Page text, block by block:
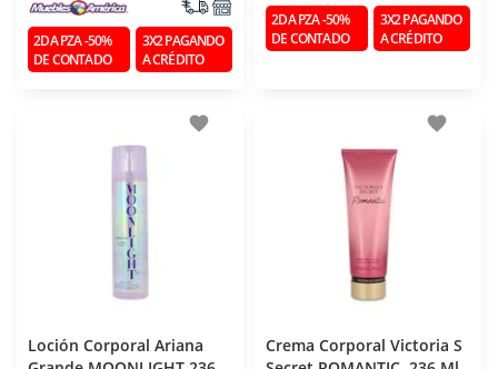
2DA PZA -50%
DE CONTADO
3X2 PAGANDO
A CRÉDITO
2DA PZA -50%
DE CONTADO
3X2 PAGANDO
A CRÉDITO
favorite
Loción Corporal Ariana
favorite
Crema Corporal Victoria S